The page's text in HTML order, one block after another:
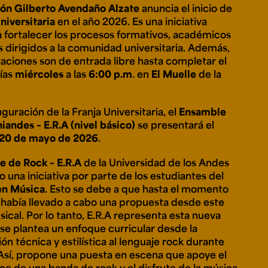
personería
del 2025.
Posgrados
Ext. 4925
Educación Continua
Ext. 4795
Gilberto Avendaño Alzateanuncia el inicio de
en el año 2026. Es una iniciativa
fortalecer los procesos formativos, académicos
dirigidos a la comunidad universitaria. Además,
son de entrada libre hasta completar el
miércolesa las6:00 p.m. en El Muellede la
de la Franja Universitaria, el Ensamble
– E.R.A (nivel básico) se presentará el
de mayo de 2026.
de Rock – E.R.Ade la Universidad de los Andes
una iniciativa por parte de los estudiantes del
Música. Esto se debe a que hasta el momento
llevado a cabo una propuesta desde este
Por lo tanto, E.R.A representa esta nueva
plantea un enfoque curricular desde la
técnica y estilística al lenguaje rock durante
propone una puesta en escena que apoye el